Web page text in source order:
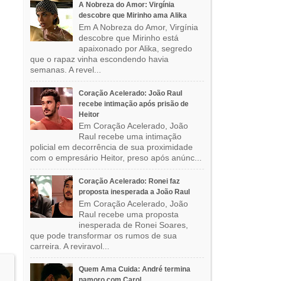
A Nobreza do Amor: Virgínia
descobre que Mirinho ama Alika
Em A Nobreza do Amor, Virgínia
descobre que Mirinho está
apaixonado por Alika, segredo
que o rapaz vinha escondendo havia
semanas. A revel...
Coração Acelerado: João Raul
recebe intimação após prisão de
Heitor
Em Coração Acelerado, João
Raul recebe uma intimação
policial em decorrência de sua proximidade
com o empresário Heitor, preso após anúnc...
Coração Acelerado: Ronei faz
proposta inesperada a João Raul
Em Coração Acelerado, João
Raul recebe uma proposta
inesperada de Ronei Soares,
que pode transformar os rumos de sua
carreira. A reviravol...
Quem Ama Cuida: André termina